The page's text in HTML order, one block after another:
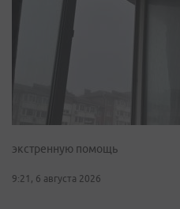
экстренную помощь
9:21, 6 августа 2026